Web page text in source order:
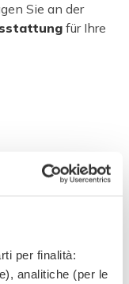
per finalità:
analitiche (per le
Sie an der
für Ihre